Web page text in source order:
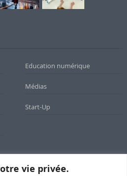
vie privée.
Education numérique
Médias
Start-Up